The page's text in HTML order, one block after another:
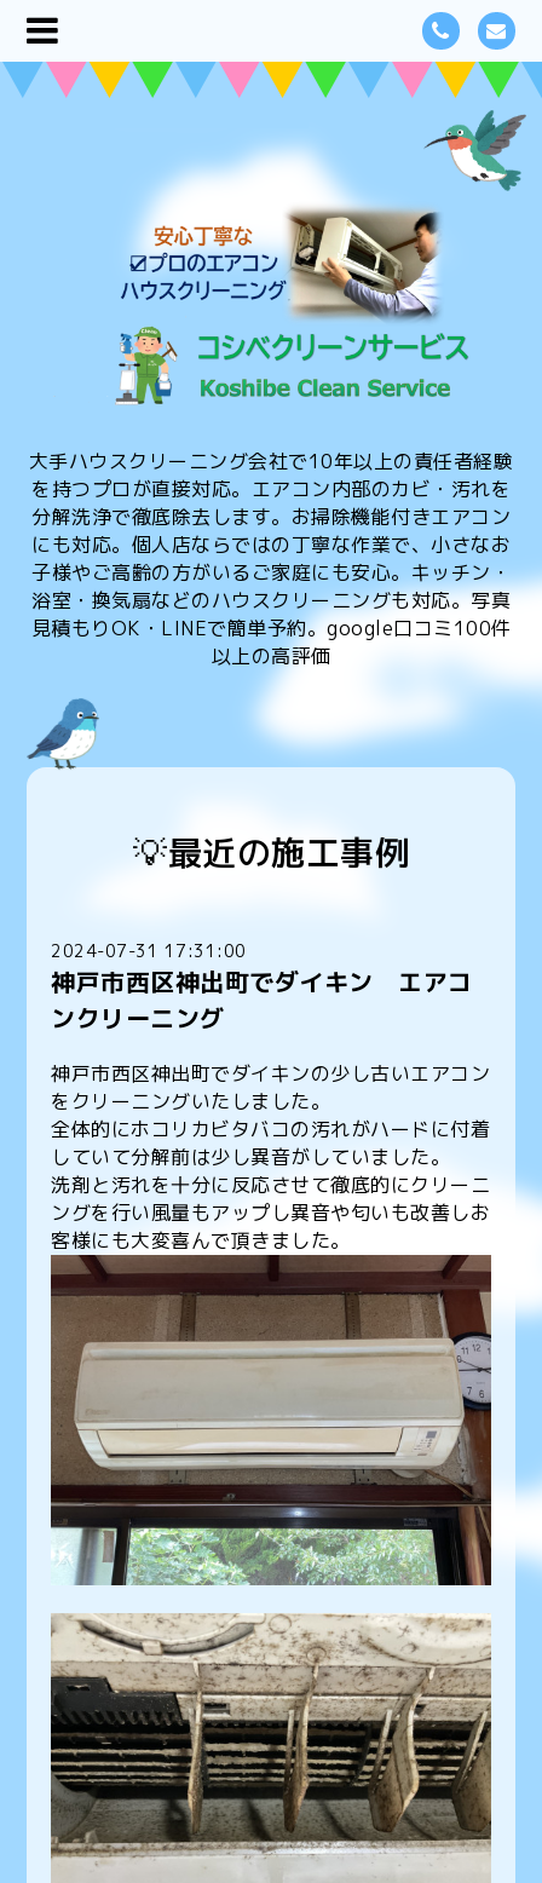
大手ハウスクリーニング会社で10年以上の責任者経験
を持つプロが直接対応。エアコン内部のカビ・汚れを
分解洗浄で徹底除去します。お掃除機能付きエアコン
にも対応。個人店ならではの丁寧な作業で、小さなお
子様やご高齢の方がいるご家庭にも安心。キッチン・
浴室・換気扇などのハウスクリーニングも対応。写真
見積もりOK・LINEで簡単予約。google口コミ100件
以上の高評価
💡最近の施工事例
2024-07-31 17:31:00
神戸市西区神出町でダイキン エアコ
ンクリーニング
神戸市西区神出町でダイキンの少し古いエアコン
をクリーニングいたしました。
全体的にホコリカビタバコの汚れがハードに付着
していて分解前は少し異音がしていました。
洗剤と汚れを十分に反応させて徹底的にクリーニ
ングを行い風量もアップし異音や匂いも改善しお
客様にも大変喜んで頂きました。